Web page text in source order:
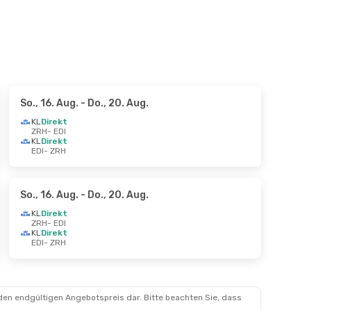
So., 16. Aug. - Do., 20. Aug.
KLDirekt
ZRH- EDI
KLDirekt
EDI- ZRH
So., 16. Aug. - Do., 20. Aug.
KLDirekt
ZRH- EDI
KLDirekt
EDI- ZRH
endgültigen Angebotspreis dar. Bitte beachten Sie, dass